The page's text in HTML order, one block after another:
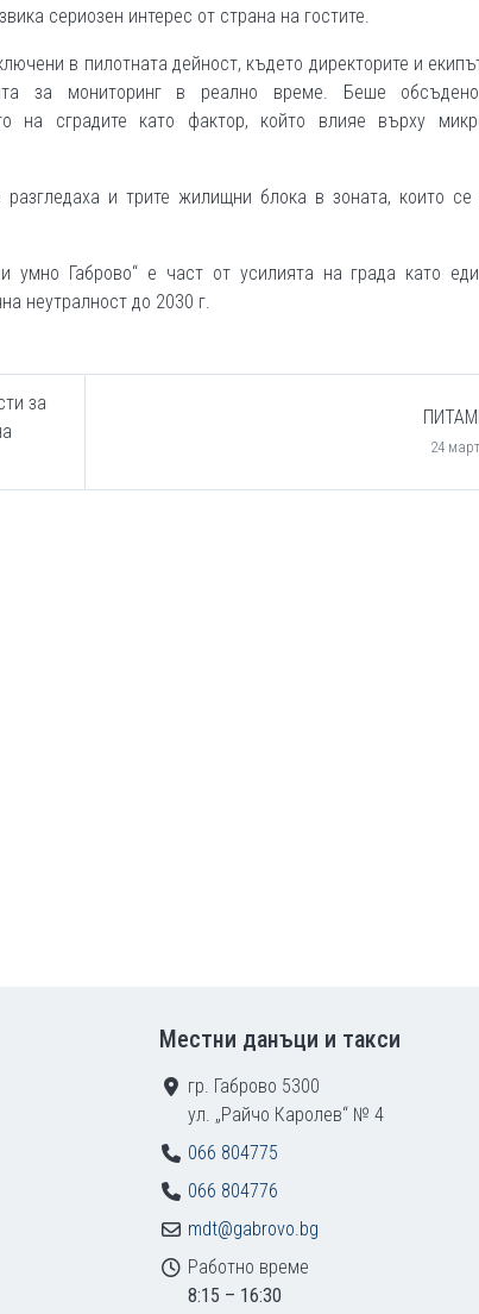
сериозен интерес от страна на гостите.
в пилотната дейност, където директорите и
за мониторинг в реално време. Беше
на сградите като фактор, който влияе върху
и трите жилищни блока в зоната, които
умно Габрово“ е част от усилията на града като
неутралност до 2030 г.
за
24
Местни данъци и такси
гр. Габрово 5300
ул. „Райчо Каролев“ № 4
066 804775
066 804776
mdt@gabrovo.bg
Работно време
8:15 – 16:30